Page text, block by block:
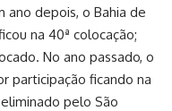
ano depois, o Bahia de
na 40ª colocação;
No ano passado, o
participação ficando na
pelo São